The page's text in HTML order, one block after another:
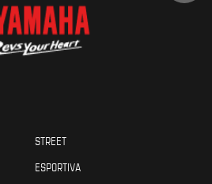
STREET
ESPORTIVA